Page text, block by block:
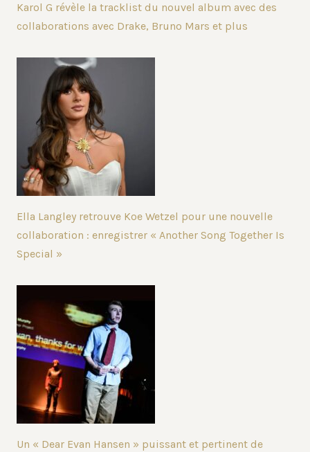
Karol G révèle la tracklist du nouvel album avec des
collaborations avec Drake, Bruno Mars et plus
Ella Langley retrouve Koe Wetzel pour une nouvelle
collaboration : enregistrer « Another Song Together Is
Special »
Un « Dear Evan Hansen » puissant et pertinent de